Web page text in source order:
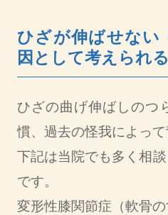
ひざが伸ばせない
因として考えられ
ひざの曲げ伸ばしのつ
慣、過去の怪我によって
下記は当院でも多く相
です。
変形性膝関節症（軟骨の